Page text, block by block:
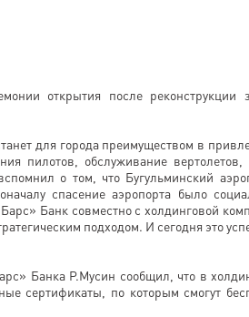
открытия после реконструкции
для города преимуществом в
пилотов, обслуживание
о том, что Бугульминский
спасение аэропорта было
Банк совместно с холдинговой
подходом. И сегодня это
Банка Р.Мусин сообщил, что в
сертификаты, по которым смогут